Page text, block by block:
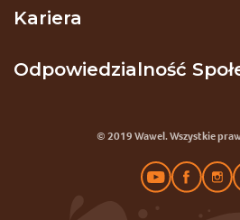
Kariera
Odpowiedzialność
© 2019 Wawel. Wszystkie